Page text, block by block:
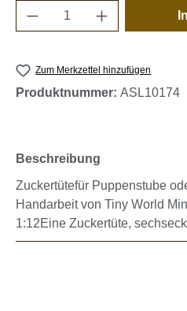
Produkt Anzahl: Gib
Zum Merkzettel hinzufügen
Produktnummer: ASL10174
Beschreibung
Zuckertütefür Puppenstube
Handarbeit von Tiny World
1:12Eine Zuckertüte,